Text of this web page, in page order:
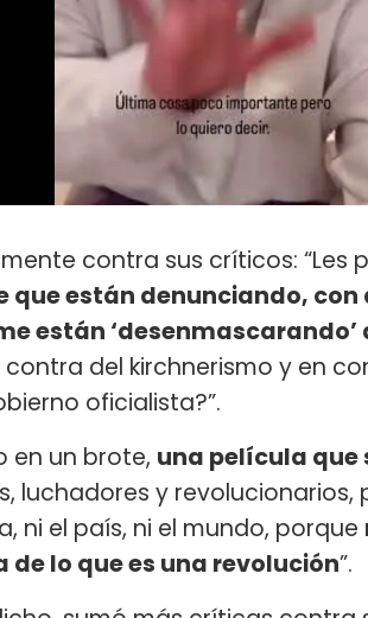
contra sus críticos: “Les
que están denunciando, con
están ‘desenmascarando’
contra del kirchnerismo y en
oficialista?”.
en un brote, una película que
luchadores y
ni el país, ni el mundo, porque
de lo que es una revolución”.